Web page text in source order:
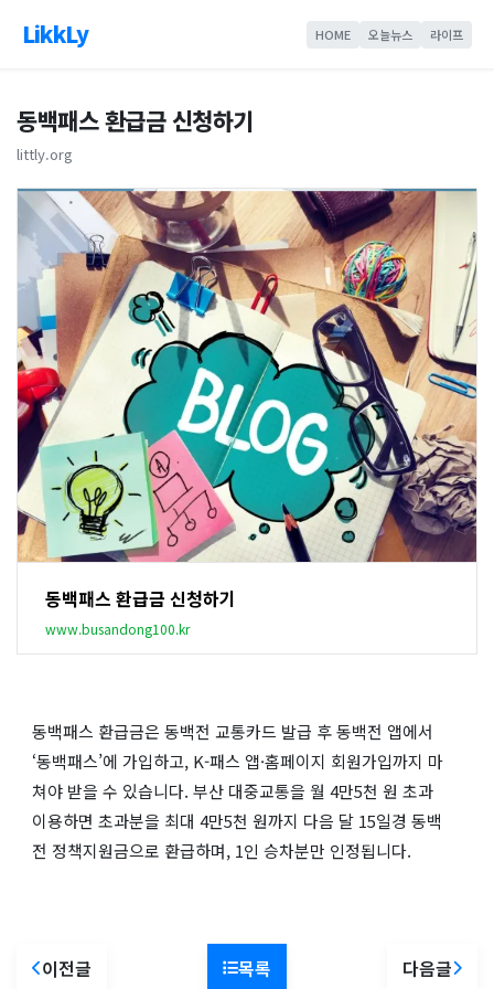
LikkLy HOME 오늘뉴스 라이프
동백패스 환급금 신청하기
littly.org
동백패스 환급금 신청하기
www.busandong100.kr
동백패스 환급금은 동백전 교통카드 발급 후 동백전 앱에서
‘동백패스’에 가입하고, K-패스 앱·홈페이지 회원가입까지 마
쳐야 받을 수 있습니다. 부산 대중교통을 월 4만5천 원 초과
이용하면 초과분을 최대 4만5천 원까지 다음 달 15일경 동백
전 정책지원금으로 환급하며, 1인 승차분만 인정됩니다.
이전글 목록 다음글